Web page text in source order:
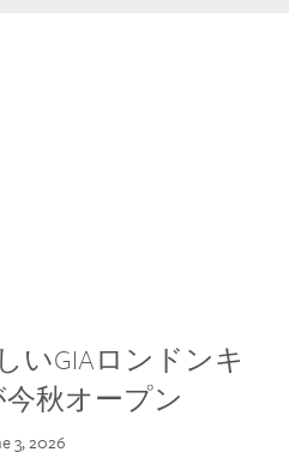
いGIAロンドンキ
秋オープン
3, 2026